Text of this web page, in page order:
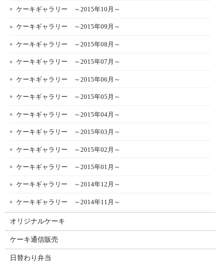
ケーキギャラリー ～2015年10月～
ケーキギャラリー ～2015年09月～
ケーキギャラリー ～2015年08月～
ケーキギャラリー ～2015年07月～
ケーキギャラリー ～2015年06月～
ケーキギャラリー ～2015年05月～
ケーキギャラリー ～2015年04月～
ケーキギャラリー ～2015年03月～
ケーキギャラリー ～2015年02月～
ケーキギャラリー ～2015年01月～
ケーキギャラリー ～2014年12月～
ケーキギャラリー ～2014年11月～
オリジナルケーキ
ケーキ通信販売
日替わり弁当